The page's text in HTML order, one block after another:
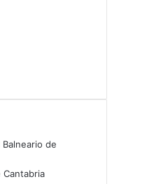
de
Cantabria